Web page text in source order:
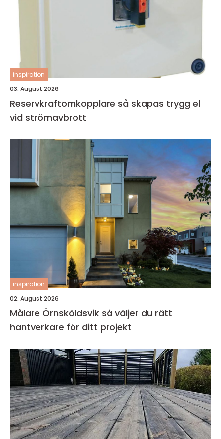
inspiration
03. August 2026
Reservkraftomkopplare så skapas trygg el
vid strömavbrott
inspiration
02. August 2026
Målare Örnsköldsvik så väljer du rätt
hantverkare för ditt projekt